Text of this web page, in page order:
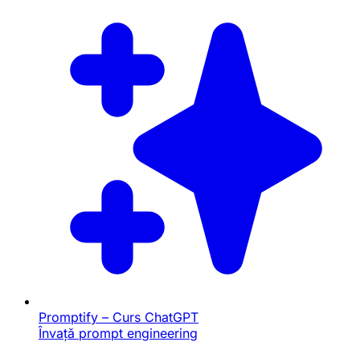
Promptify – Curs ChatGPT
Învață prompt engineering